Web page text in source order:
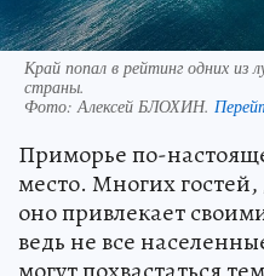
Край попал в рейтинг одних из
страны.
Фото: Алексей БЛОХИН.
Приморье по-
место. Многих
оно привлекает
ведь не все